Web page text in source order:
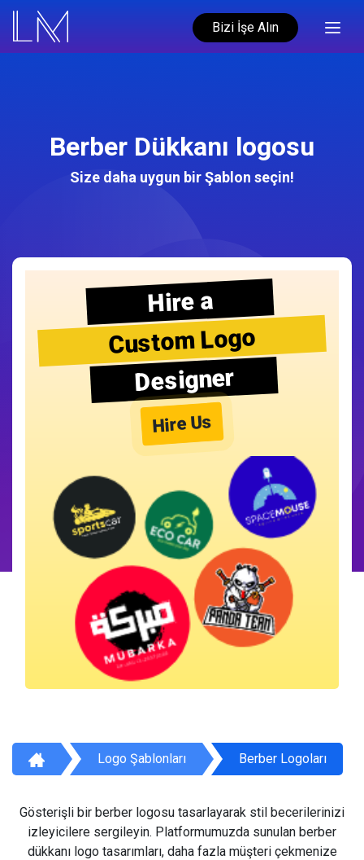
Bizi İşe Alın
Berber Dükkanı logosu
Size daha uygun bir Şablon seçin!
Hire a
Custom Logo
Designer
Hire Us
Logo Şablonları Berber Logoları
Gösterişli bir berber logosu tasarlayarak stil becerilerinizi
izleyicilere sergileyin. Platformumuzda sunulan berber
dükkanı logo tasarımları, daha fazla müşteri çekmenize